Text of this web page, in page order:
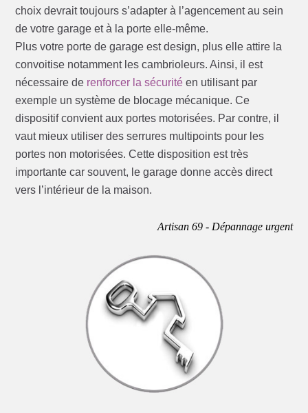
choix devrait toujours s’adapter à l’agencement au sein
de votre garage et à la porte elle-même.
Plus votre porte de garage est design, plus elle attire la
convoitise notamment les cambrioleurs. Ainsi, il est
nécessaire de renforcer la sécurité en utilisant par
exemple un système de blocage mécanique. Ce
dispositif convient aux portes motorisées. Par contre, il
vaut mieux utiliser des serrures multipoints pour les
portes non motorisées. Cette disposition est très
importante car souvent, le garage donne accès direct
vers l’intérieur de la maison.
Artisan 69 - Dépannage urgent